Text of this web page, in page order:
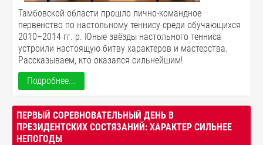
Тамбовской области прошло лично-командное
первенство по настольному теннису среди обучающихся
2010–2014 гг. р. Юные звёзды настольного тенниса
устроили настоящую битву характеров и мастерства.
Рассказываем, кто оказался сильнейшим!
Подробнее...
ПЕРВЫЙ СОРЕВНОВАТЕЛЬНЫЙ ДЕНЬ В
ПРЕЗИДЕНТСКИХ СОСТЯЗАНИЙ: ХАРАКТЕР СИЛЬНЕЕ
НЕПОГОДЫ